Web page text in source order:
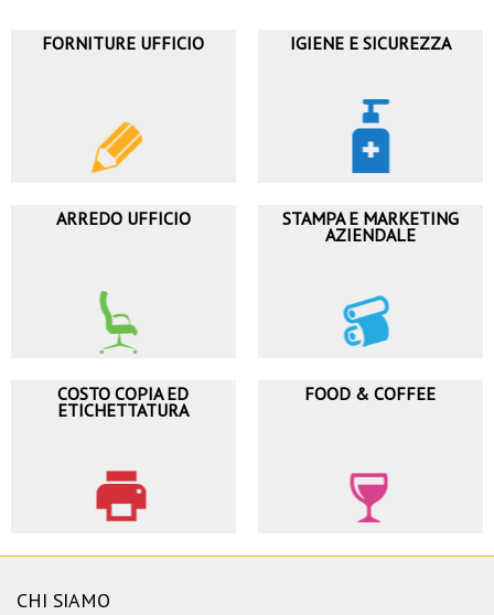
FORNITURE UFFICIO IGIENE E SICUREZZA
ARREDO UFFICIO STAMPA E MARKETING
AZIENDALE
COSTO COPIA ED
ETICHETTATURA
FOOD & COFFEE
CHI SIAMO